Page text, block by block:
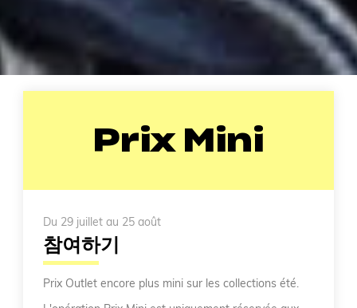
Prix Mini
Du 29 juillet au 25 août
참여하기
Prix Outlet encore plus mini sur les collections été.